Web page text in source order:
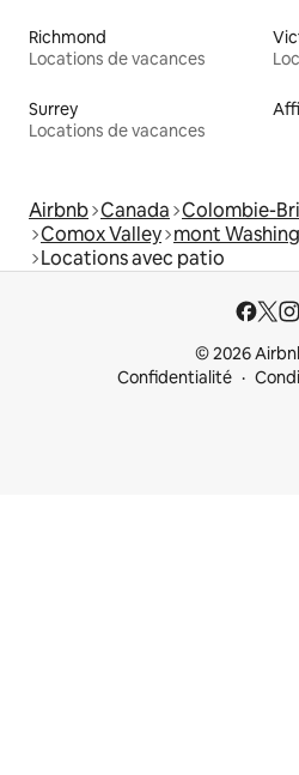
Richmond
Locations de vacances
Surrey
Locations de vacances
Airbnb Canada Colombie-
Comox Valley mont
Locations avec patio
© 2026
Confidentialité